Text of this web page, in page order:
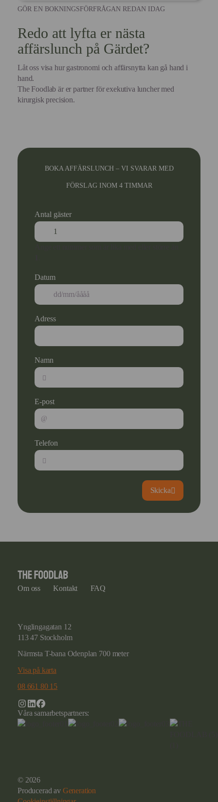
GÖR EN BOKNINGSFÖRFRÅGAN REDAN IDAG
Redo att lyfta er nästa
affärslunch på Gärdet?
Låt oss visa hur gastronomi och affärsnytta kan gå hand i
hand.
The Foodlab är er partner för exekutiva luncher med
kirurgisk precision.
BOKA AFFÄRSLUNCH – VI SVARAR MED
FÖRSLAG INOM 4 TIMMAR
Antal gäster
Datum
Adress
Namn
E-post
Telefon
Skicka
Om oss Kontakt FAQ
Ynglingagatan 12
113 47 Stockholm
Närmsta T-bana Odenplan 700 meter
Visa på karta
08 661 80 15
Våra samarbetspartners:
© 2026
Producerad av Generation